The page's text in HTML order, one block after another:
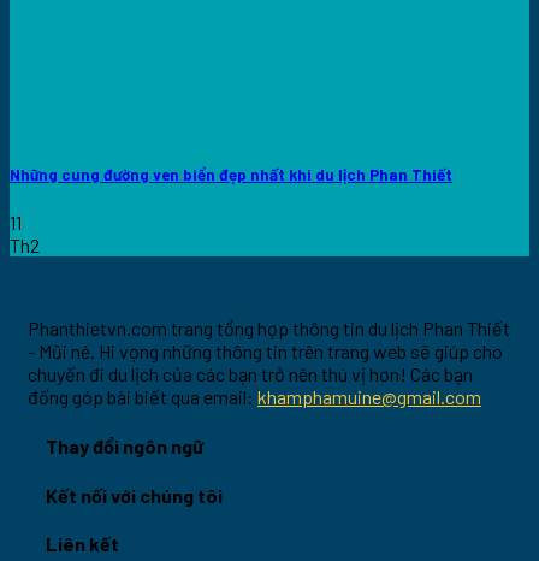
Những cung đường ven biển đẹp nhất khi du lịch Phan Thiết
11
Th2
Phanthietvn.com trang tổng hợp thông tin du lịch Phan Thiết
- Mũi né. Hi vọng những thông tin trên trang web sẽ giúp cho
chuyến đi du lịch của các bạn trở nên thú vị hơn! Các bạn
đống góp bài biết qua email: khamphamuine@gmail.com
Thay đổi ngôn ngữ
Kết nối với chúng tôi
Liên kết